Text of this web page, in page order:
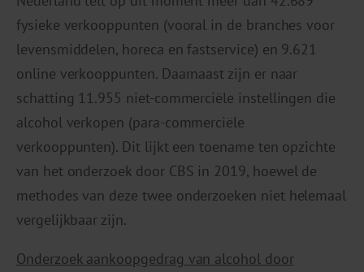
fysieke verkooppunten (vooral in de branches voor
levensmiddelen, horeca en fastservice) en 9.621
online verkooppunten. Daarnaast zijn er naar
schatting 11.955 niet-commerciële instellingen die
alcohol verkopen (para-commerciële
verkooppunten). Dit lijkt een toename ten opzichte
van het onderzoek door CBS in 2019, hoewel de
methodes van deze twee onderzoeken niet helemaal
vergelijkbaar zijn.
Onderzoek aankoopgedrag van alcohol door